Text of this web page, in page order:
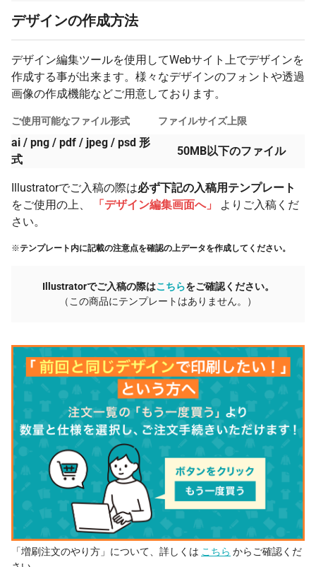
デザインの作成方法
デザイン編集ツールを使用してWebサイト上でデザインを
作成する事が出来ます。様々なデザインのフォントや透過
画像の作成機能などご用意しております。
ご使用可能なファイル形式
ai / png / pdf / jpeg / psd 形
式
ファイルサイズ上限
50MB以下のファイル
Illustratorでご入稿の際は必ず下記の入稿用テンプレート
をご使用の上、
「デザイン編集画面へ」
よりご入稿くだ
さい。
※テンプレート内に記載の注意点を確認の上データを作成してください。
Illustratorでご入稿の際はこちらをご確認ください。
（この商品にテンプレートはありません。）
「増刷注文のやり方」について、詳しくは こちら からご確認くだ